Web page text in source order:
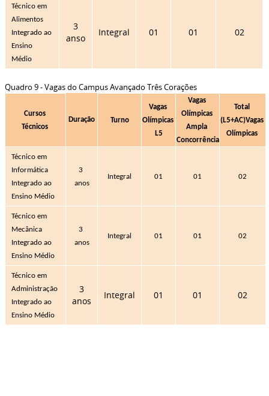
Técnico em
Alimentos
Integrado ao
Ensino
Médio
3
anso
Integral 01 01 02
Quadro 9 - Vagas do Campus Avançado Três Corações
Cursos
Técnicos
Duração Turno
Vagas
Olímpicas
L5
Vagas
Olímpicas
Ampla
Concorrência
Total
(L5+AC)Vagas
Olímpicas
Técnico em
Informática
Integrado ao
Ensino Médio
3
anos
Integral 01 01 02
Técnico em
Mecânica
Integrado ao
Ensino Médio
3
anos
Integral 01 01 02
Técnico em
Administração
Integrado ao
Ensino Médio
3
anos
Integral 01 01 02